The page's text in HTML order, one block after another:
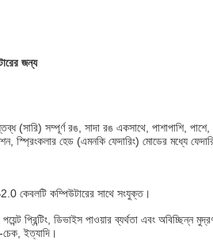
জন্য
(সারি) সম্পূর্ণ রঙ, সাদা রঙ একসাথে, পাশাপাশি,
হেড (এমনকি ফেদারিং) মোডের মধ্যে
কেবলটি কম্পিউটারের সাথে সংযুক্ত।
প্রিন্টিং, ডিভাইস পাওয়ার ব্যর্থতা এবং অবিচ্ছিন্ন
ইত্যাদি।